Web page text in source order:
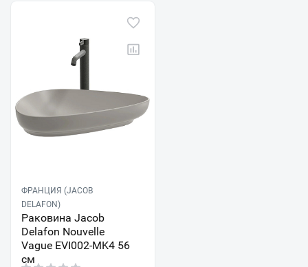
ФРАНЦИЯ (JACOB
DELAFON)
Раковина Jacob
Delafon Nouvelle
Vague EVI002-MK4 56
см